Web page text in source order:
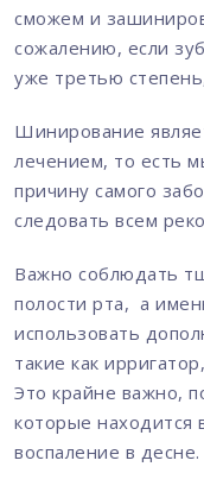
сможем и
сожалению, если
уже третью
Шинирование
лечением, то есть
причину самого
следовать всем
Важно соблюдать
полости рта, а
использовать
такие как
Это крайне важно,
которые находится
воспаление в десне.